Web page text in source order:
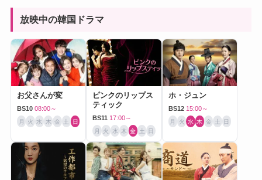
放映中の韓国ドラマ
お父さんが変
BS10 08:00～
月 火 水 木 金 土 日
ピンクのリップス
ティック
BS11 17:00～
月 火 水 木 金 土 日
ホ・ジュン
BS12 15:00～
月 火 水 木 金 土 日